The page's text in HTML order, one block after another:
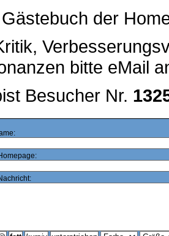
der
bitte eMail
Besucher Nr.